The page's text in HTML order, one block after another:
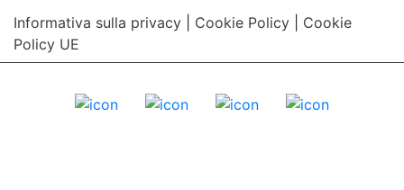
Informativa sulla privacy
Cookie Policy
Cookie
Policy UE